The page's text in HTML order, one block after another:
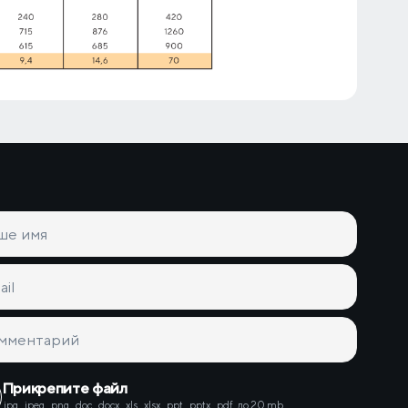
Прикрепите файл
.jpg, .jpeg, .png, .doc, .docx, .xls, .xlsx, .ppt, .pptx, .pdf, до 20 mb